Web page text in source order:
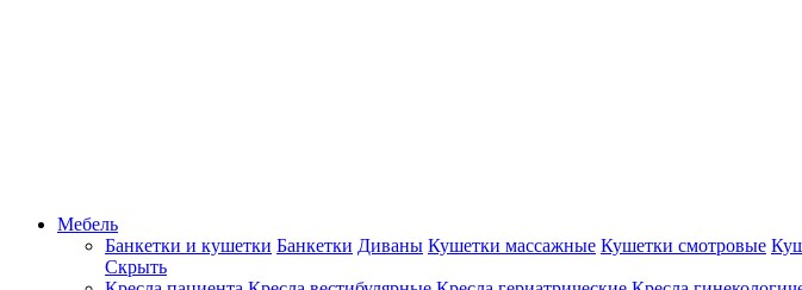
Мебель
Банкетки и кушетки Банкетки Диваны Кушетки массажные Кушетки смотровые
Скрыть